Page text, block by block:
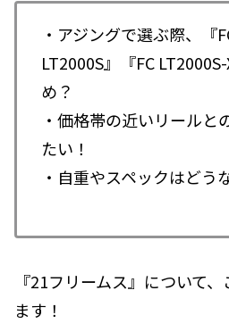
・アジングで選ぶ際、『
LT2000S』『FC
め？
・価格帯の近いリールと
たい！
・自重やスペックはどう
『21フリームス』について
ます！